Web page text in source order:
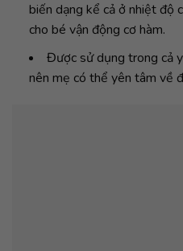
biến dạng kể cả ở nhiệt độ
cho bé vận động cơ hàm.
Được sử dụng trong cả
nên mẹ có thể yên tâm về